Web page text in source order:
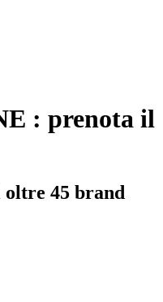
: prenota il
45 brand